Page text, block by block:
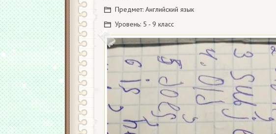
Предмет: Английский язык
Уровень: 5 - 9 класс